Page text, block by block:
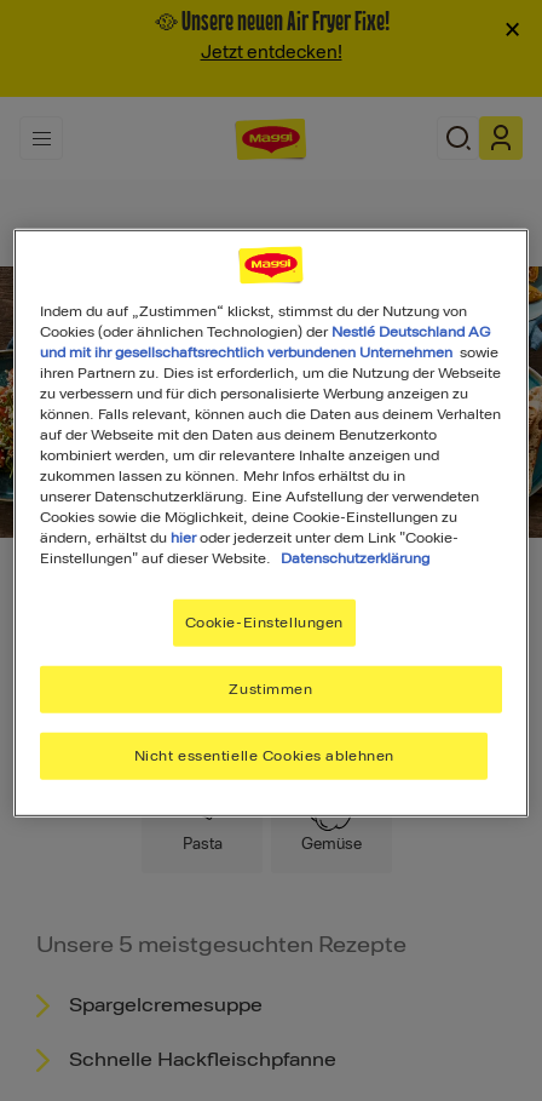
🥘 Unsere neuen Air Fryer Fixe!
Jetzt entdecken!
×
Search
Hauptspeise Fleisch Low Carb
Pasta Gemüse
Unsere 5 meistgesuchten Rezepte
Spargelcremesuppe
Schnelle Hackfleischpfanne
Indem du auf „Zustimmen“ klickst, stimmst du der Nutzung von
Cookies (oder ähnlichen Technologien) der Nestlé Deutschland AG
und mit ihr gesellschaftsrechtlich verbundenen Unternehmen sowie
ihren Partnern zu. Dies ist erforderlich, um die Nutzung der Webseite
zu verbessern und für dich personalisierte Werbung anzeigen zu
können. Falls relevant, können auch die Daten aus deinem Verhalten
auf der Webseite mit den Daten aus deinem Benutzerkonto
kombiniert werden, um dir relevantere Inhalte anzeigen und
zukommen lassen zu können. Mehr Infos erhältst du in
unserer Datenschutzerklärung. Eine Aufstellung der verwendeten
Cookies sowie die Möglichkeit, deine Cookie-Einstellungen zu
ändern, erhältst duhieroder jederzeit unter dem Link "Cookie-
Einstellungen" auf dieser Website.
Datenschutzerklärung
Cookie-Einstellungen
Nicht essentielle Cookies ablehnen
Zustimmen